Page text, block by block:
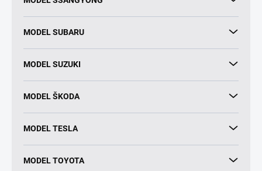
MODEL SUBARU
MODEL SUZUKI
MODEL ŠKODA
MODEL TESLA
MODEL TOYOTA